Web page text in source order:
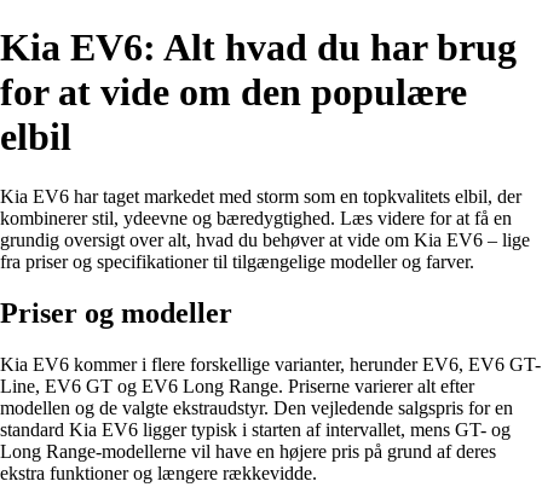
Kia EV6: Alt hvad du har brug
for at vide om den populære
elbil
Kia EV6 har taget markedet med storm som en topkvalitets elbil, der
kombinerer stil, ydeevne og bæredygtighed. Læs videre for at få en
grundig oversigt over alt, hvad du behøver at vide om Kia EV6 – lige
fra priser og specifikationer til tilgængelige modeller og farver.
Priser og modeller
Kia EV6 kommer i flere forskellige varianter, herunder EV6, EV6 GT-
Line, EV6 GT og EV6 Long Range. Priserne varierer alt efter
modellen og de valgte ekstraudstyr. Den vejledende salgspris for en
standard Kia EV6 ligger typisk i starten af intervallet, mens GT- og
Long Range-modellerne vil have en højere pris på grund af deres
ekstra funktioner og længere rækkevidde.